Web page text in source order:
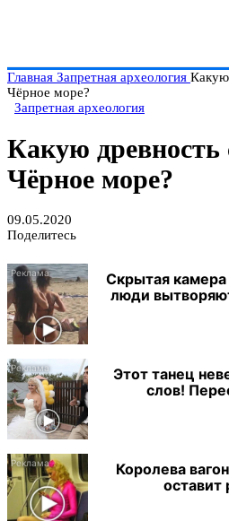
Главная Запретная археология Какую
Чёрное море?
Запретная археология
Какую древность
Чёрное море?
09.05.2020
Поделитесь
Скрытая
люди
Этот танец
слов!
Королева